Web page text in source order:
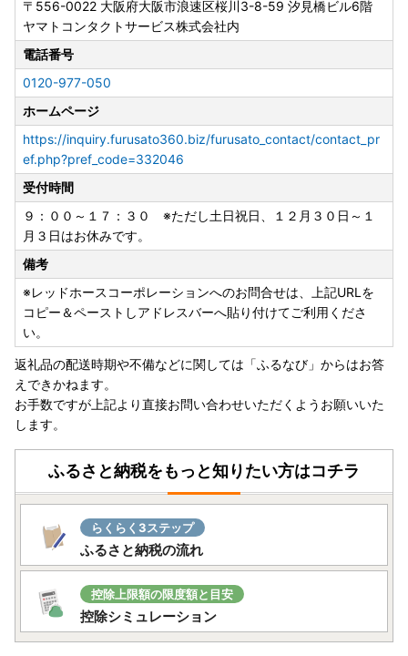
〒556-0022 大阪府大阪市浪速区桜川3-8-59 汐見橋ビル6階
ヤマトコンタクトサービス株式会社内
電話番号
0120-977-050
ホームページ
https://inquiry.furusato360.biz/furusato_contact/contact_pr
ef.php?pref_code=332046
受付時間
９：００～１７：３０ ※ただし土日祝日、１２月３０日～１
月３日はお休みです。
備考
※レッドホースコーポレーションへのお問合せは、上記URLを
コピー＆ペーストしアドレスバーへ貼り付けてご利用くださ
い。
返礼品の配送時期や不備などに関しては「ふるなび」からはお答
えできかねます。
お手数ですが上記より直接お問い合わせいただくようお願いいた
します。
ふるさと納税をもっと知りたい方はコチラ
らくらく3ステップ
ふるさと納税の流れ
控除上限額の限度額と目安
控除シミュレーション